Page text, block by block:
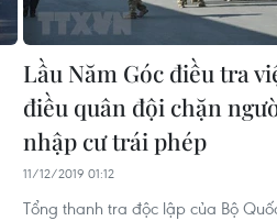
Lầu Năm Góc điều tra
điều quân đội chặn
nhập cư trái phép
11/12/2019 01:12
Tổng thanh tra độc lập của Bộ